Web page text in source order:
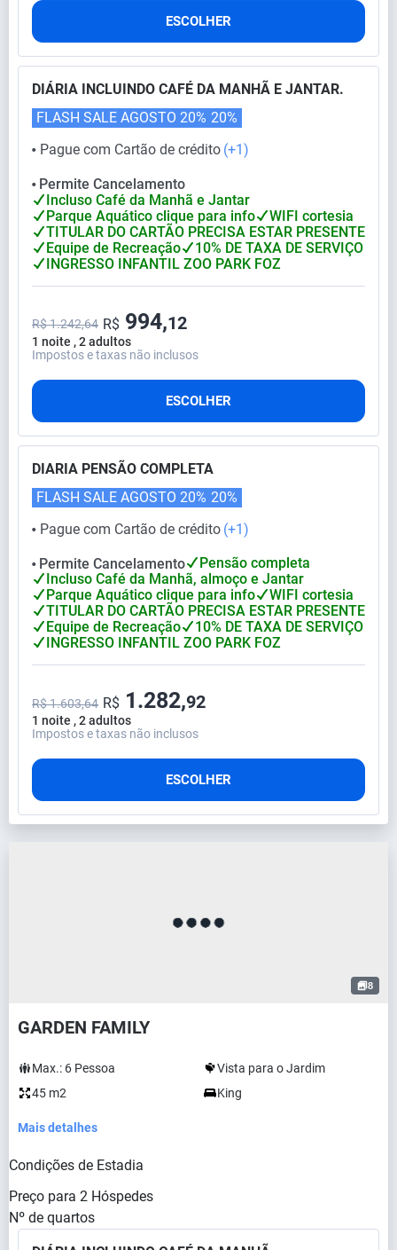
ESCOLHER
DIÁRIA INCLUINDO CAFÉ DA MANHÃ E JANTAR.
⬤ Pague com Cartão de crédito (+1)
FLASH SALE AGOSTO 20% 20%
⬤
Permite Cancelamento
Incluso Café da Manhã e Jantar
Parque Aquático clique para info
WIFI cortesia
TITULAR DO CARTÃO PRECISA ESTAR PRESENTE
Equipe de Recreação
10% DE TAXA DE SERVIÇO
INGRESSO INFANTIL ZOO PARK FOZ
1 noite , 2 adultos
R$ 1.242,64 R$ 994,12
Impostos e taxas não inclusos
ESCOLHER
DIARIA PENSÃO COMPLETA
⬤ Pague com Cartão de crédito (+1)
FLASH SALE AGOSTO 20% 20%
⬤ Permite Cancelamento
Pensão completa
Incluso Café da Manhã, almoço e Jantar
Parque Aquático clique para info
WIFI cortesia
TITULAR DO CARTÃO PRECISA ESTAR PRESENTE
Equipe de Recreação
10% DE TAXA DE SERVIÇO
INGRESSO INFANTIL ZOO PARK FOZ
1 noite , 2 adultos
R$ 1.603,64 R$ 1.282,92
Impostos e taxas não inclusos
ESCOLHER
8
GARDEN FAMILY
Max.: 6 Pessoa
Vista para o Jardim
45 m2
King
Mais detalhes
Condições de Estadia
Preço para 2 Hóspedes
Nº de quartos